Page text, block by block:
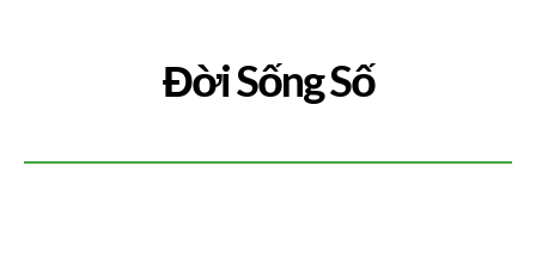
Đời Sống Số